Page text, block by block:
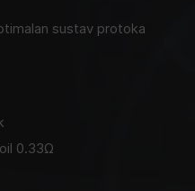
sustav protoka
0.33Ω